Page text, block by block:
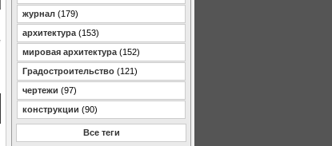
журнал (179)
архитектура (153)
мировая архитектура (152)
Градостроительство (121)
чертежи (97)
конструкции (90)
Все теги